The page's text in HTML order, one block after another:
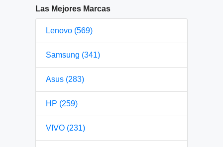
Las Mejores Marcas
Lenovo (569)
Samsung (341)
Asus (283)
HP (259)
VIVO (231)